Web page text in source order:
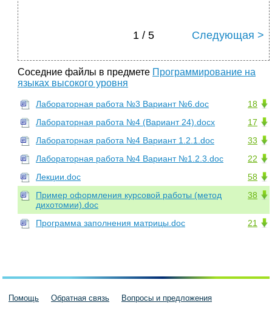
1 / 5 Следующая >
Соседние файлы в предмете Программирование на
языках высокого уровня
18
Лабораторная работа №3 Вариант №6.doc
17
Лабораторная работа №4 (Вариант 24).docx
33
Лабораторная работа №4 Вариант 1.2.1.doc
22
Лабораторная работа №4 Вариант №1.2.3.doc
58
Лекции.doc
38
Пример оформления курсовой работы (метод
дихотомии).doc
21
Программа заполнения матрицы.doc
Помощь Обратная связь Вопросы и предложения